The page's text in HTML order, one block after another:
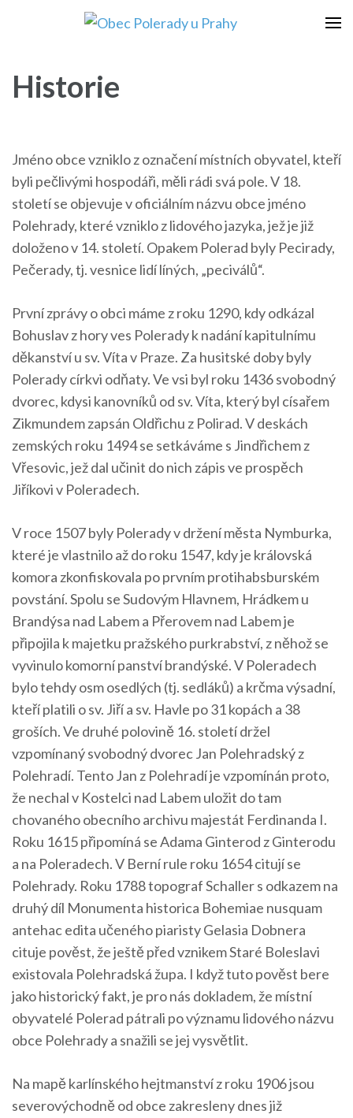
(stiskněte
Enter)
Historie
Jméno obce vzniklo z označení místních obyvatel, kteří
byli pečlivými hospodáři, měli rádi svá pole. V 18.
století se objevuje v oficiálním názvu obce jméno
Polehrady, které vzniklo z lidového jazyka, jež je již
doloženo v 14. století. Opakem Polerad byly Pecirady,
Pečerady, tj. vesnice lidí líných, „peciválů“.
První zprávy o obci máme z roku 1290, kdy odkázal
Bohuslav z hory ves Polerady k nadání kapitulnímu
děkanství u sv. Víta v Praze. Za husitské doby byly
Polerady církvi odňaty. Ve vsi byl roku 1436 svobodný
dvorec, kdysi kanovníků od sv. Víta, který byl císařem
Zikmundem zapsán Oldřichu z Polirad. V deskách
zemských roku 1494 se setkáváme s Jindřichem z
Vřesovic, jež dal učinit do nich zápis ve prospěch
Jiříkovi v Poleradech.
V roce 1507 byly Polerady v držení města Nymburka,
které je vlastnilo až do roku 1547, kdy je královská
komora zkonfiskovala po prvním protihabsburském
povstání. Spolu se Sudovým Hlavnem, Hrádkem u
Brandýsa nad Labem a Přerovem nad Labem je
připojila k majetku pražského purkrabství, z něhož se
vyvinulo komorní panství brandýské. V Poleradech
bylo tehdy osm osedlých (tj. sedláků) a krčma výsadní,
kteří platili o sv. Jiří a sv. Havle po 31 kopách a 38
groších. Ve druhé polovině 16. století držel
vzpomínaný svobodný dvorec Jan Polehradský z
Polehradí. Tento Jan z Polehradí je vzpomínán proto,
že nechal v Kostelci nad Labem uložit do tam
chovaného obecního archivu majestát Ferdinanda I.
Roku 1615 připomíná se Adama Ginterod z Ginterodu
a na Poleradech. V Berní rule roku 1654 citují se
Polehrady. Roku 1788 topograf Schaller s odkazem na
druhý díl Monumenta historica Bohemiae nusquam
antehac edita učeného piaristy Gelasia Dobnera
cituje pověst, že ještě před vznikem Staré Boleslavi
existovala Polehradská župa. I když tuto pověst bere
jako historický fakt, je pro nás dokladem, že místní
obyvatelé Polerad pátrali po významu lidového názvu
obce Polehrady a snažili se jej vysvětlit.
Na mapě karlínského hejtmanství z roku 1906 jsou
severovýchodně od obce zakresleny dnes již